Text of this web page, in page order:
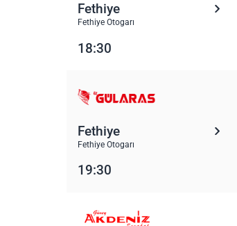
Fethiye
Fethiye Otogarı
18:30
Fethiye
Fethiye Otogarı
19:30